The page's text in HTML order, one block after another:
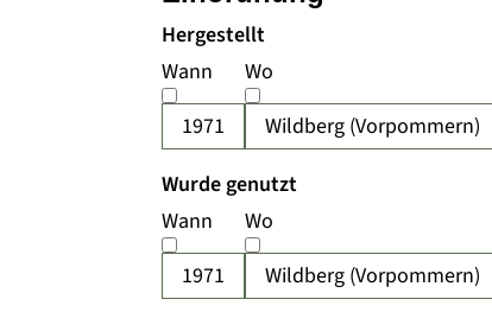
Hergestellt
Wann
1971
Wo
Wildberg (Vorpommern)
Wurde genutzt
Wann
1971
Wo
Wildberg (Vorpommern)